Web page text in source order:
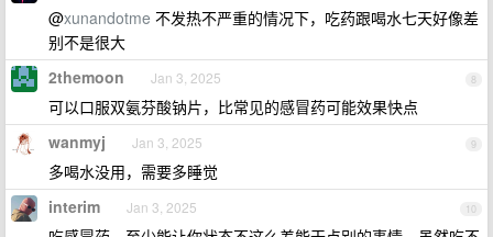
@xunandotme 不发热不严重的情况下，吃药跟喝水七天好像差
别不是很大
8
2themoon Jan 3, 2025
可以口服双氨芬酸钠片，比常见的感冒药可能效果快点
9
wanmyj Jan 3, 2025
多喝水没用，需要多睡觉
10
interim Jan 3, 2025